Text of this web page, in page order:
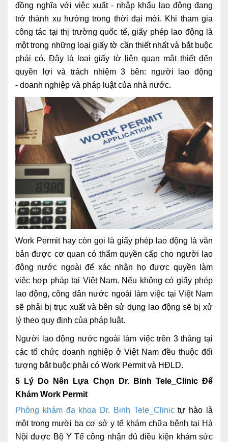
Sản - Phụ Khoa
Nhi
Da Liễu
Mắt
Răng Hàm Mặt
Tai Mũi Họng
Vật lý trị liệu hồi phục chức năng
Xét nghiệm
Xét nghiệm sàng lọc NIPT
Chẩn đoán hình ảnh
Nội soi tiêu hóa
Các gói khám sức khỏe
Gói khám sức khỏe cá nhân định kỳ
Gói khám tầm soát ung thư sớm
Gói quản lý mạn tính
Dịch vụ ưu đãi đặc biệt
Bác sĩ online - Tư vấn từ xa
Bác sĩ gia đình chăm sóc y tế 24/7
Nhà thuốc GPP
Dịch vụ Y tế Cơ quan – MEDI-OFFICE
Dịch vụ Y tế gia đình – MEDI-HOME
đồng nghĩa với việc xuất - nhập khẩu lao động đang
trở thành xu hướng trong thời đại mới. Khi tham gia
công tác tại thị trường quốc tế, giấy phép lao động là
một trong những loại giấy tờ cần thiết nhất và bắt buộc
phải có. Đây là loại giấy tờ liên quan mật thiết đến
quyền lợi và trách nhiệm 3 bên: người lao động
- doanh nghiệp và pháp luật của nhà nước.
Work Permit hay còn gọi là giấy phép lao động là văn
bản được cơ quan có thẩm quyền cấp cho người lao
động nước ngoài để xác nhận họ được quyền làm
việc hợp pháp tại Việt Nam. Nếu không có giấy phép
lao động, công dân nước ngoài làm việc tại Việt Nam
sẽ phải bị trục xuất và bên sử dụng lao động sẽ bị xử
lý theo quy định của pháp luật.
Người lao động nước ngoài làm việc trên 3 tháng tại
các tổ chức doanh nghiệp ở Việt Nam đều thuộc đối
tượng bắt buộc phải có Work Permit và HĐLD.
5 Lý Do Nên Lựa Chọn Dr. Binh Tele_Clinic Để
Khám Work Permit
Phòng khám đa khoa Dr. Binh Tele_Clinictự hào là
một trong mười ba cơ sở y tế khám chữa bệnh tại Hà
Nội được Bộ Y Tế công nhận đủ điều kiện khám sức